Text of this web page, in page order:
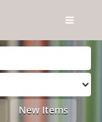
New Items